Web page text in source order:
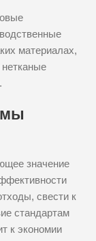
материалах,
значение
свести к
стандартам
к экономии